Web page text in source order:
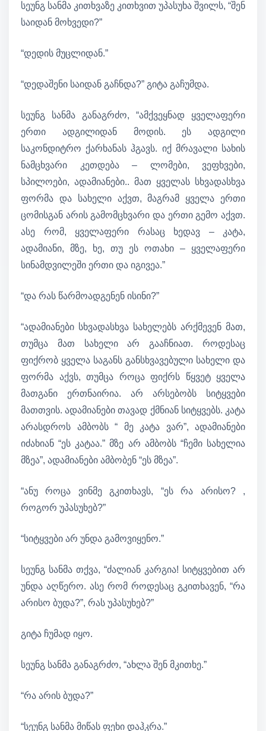
სეუნგ სანმა კითხვაზე კითხვით უპასუხა შვილს, “შენ
საიდან მოხვედი?”
“დედის მუცლიდან.”
“დედაშენი საიდან გაჩნდა?” გიტა გაჩუმდა.
სეუნგ სანმა განაგრძო, “ამქვეყნად ყველაფერი
ერთი ადგილიდან მოდის. ეს ადგილი
საკონდიტრო ქარხანას ჰგავს. იქ მრავალი სახის
ნამცხვარი კეთდება – ლომები, ვეფხვები,
სპილოები, ადამიანები.. მათ ყველას სხვადასხვა
ფორმა და სახელი აქვთ, მაგრამ ყველა ერთი
ცომისგან არის გამომცხვარი და ერთი გემო აქვთ.
ასე რომ, ყველაფერი რასაც ხედავ – კატა,
ადამიანი, მზე, ხე, თუ ეს ოთახი – ყველაფერი
სინამდვილეში ერთი და იგივეა.”
“და რას წარმოადგენენ ისინი?”
“ადამიანები სხვადასხვა სახელებს არქმევენ მათ,
თუმცა მათ სახელი არ გააჩნიათ. როდესაც
ფიქრობ ყველა საგანს განსხვავებული სახელი და
ფორმა აქვს, თუმცა როცა ფიქრს წყვეტ ყველა
მათგანი ერთნაირია. არ არსებობს სიტყვები
მათთვის. ადამიანები თავად ქმნიან სიტყვებს. კატა
არასდროს ამბობს “ მე კატა ვარ”, ადამიანები
იძახიან “ეს კატაა.” მზე არ ამბობს “ჩემი სახელია
მზეა”, ადამიანები ამბობენ “ეს მზეა”.
“ანუ როცა ვინმე გკითხავს, “ეს რა არისო? ,
როგორ უპასუხებ?”
“სიტყვები არ უნდა გამოვიყენო.”
სეუნგ სანმა თქვა, “ძალიან კარგია! სიტყვებით არ
უნდა აღწერო. ასე რომ როდესაც გკითხავენ, “რა
არისო ბუდა?”, რას უპასუხებ?”
გიტა ჩუმად იყო.
სეუნგ სანმა განაგრძო, “ახლა შენ მკითხე.”
“რა არის ბუდა?”
“სეუნგ სანმა მიწას ფეხი დაჰკრა.”